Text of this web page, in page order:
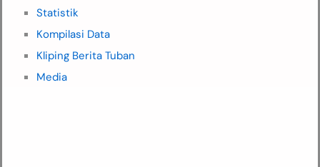
Statistik
Kompilasi Data
Kliping Berita Tuban
Media